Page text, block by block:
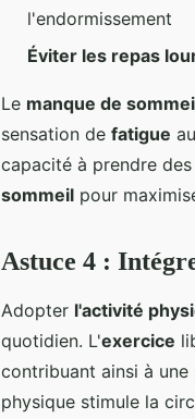
l'endormissement
Éviter les repas
Le manque de
sensation de fatigue
capacité à prendre
sommeil pour
Astuce 4 :
Adopter l'activité
quotidien. L'exercice
contribuant ainsi à
physique stimule la